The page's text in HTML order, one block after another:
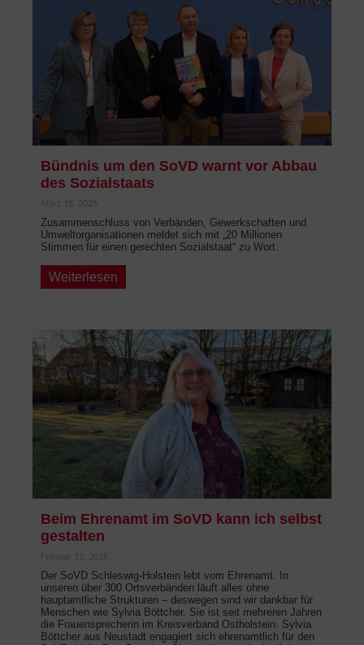
Bündnis um den SoVD warnt vor Abbau
des Sozialstaats
März 18, 2026
Zusammenschluss von Verbänden, Gewerkschaften und
Umweltorganisationen meldet sich mit „20 Millionen
Stimmen für einen gerechten Sozialstaat“ zu Wort.
Weiterlesen
Beim Ehrenamt im SoVD kann ich selbst
gestalten
Februar 12, 2026
Der SoVD Schleswig-Holstein lebt vom Ehrenamt. In
unseren über 300 Ortsverbänden läuft alles ohne
hauptamtliche Strukturen – deswegen sind wir dankbar für
Menschen wie Sylvia Böttcher. Sie ist seit mehreren Jahren
die Frauensprecherin im Kreisverband Ostholstein. Sylvia
Böttcher aus Neustadt engagiert sich ehrenamtlich für den